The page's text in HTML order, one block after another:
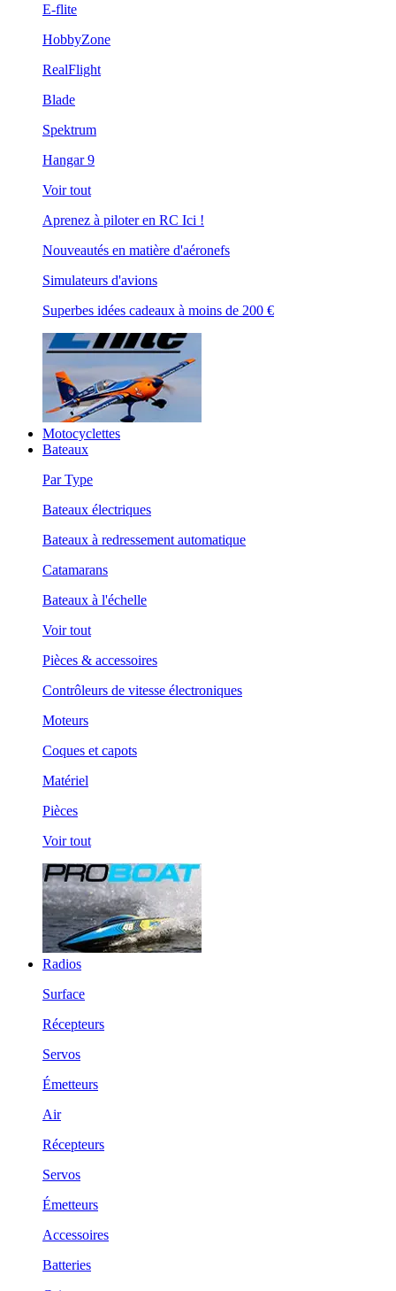
E-flite
HobbyZone
RealFlight
Blade
Spektrum
Hangar 9
Voir tout
Aprenez à piloter en RC Ici !
Nouveautés en matière d'aéronefs
Simulateurs d'avions
Superbes idées cadeaux à moins de 200 €
Motocyclettes
Bateaux
Par Type
Bateaux électriques
Bateaux à redressement automatique
Catamarans
Bateaux à l'échelle
Voir tout
Pièces & accessoires
Contrôleurs de vitesse électroniques
Moteurs
Coques et capots
Matériel
Pièces
Voir tout
Radios
Surface
Récepteurs
Servos
Émetteurs
Air
Récepteurs
Servos
Émetteurs
Accessoires
Batteries